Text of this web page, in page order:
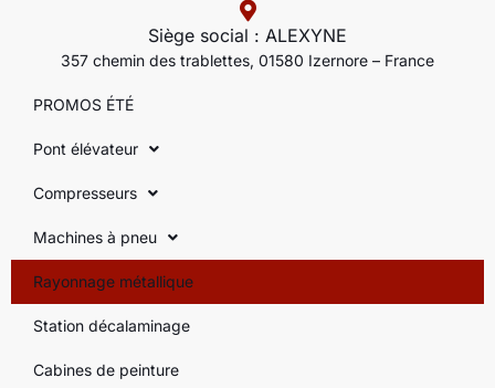
Siège social : ALEXYNE
357 chemin des trablettes, 01580 Izernore – France
PROMOS ÉTÉ
Pont élévateur
Compresseurs
Machines à pneu
Rayonnage métallique
Station décalaminage
Cabines de peinture